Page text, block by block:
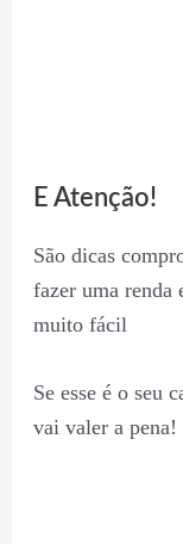
E Atenção!
São dicas
fazer uma renda
muito fácil
Se esse é o seu
vai valer a pena!